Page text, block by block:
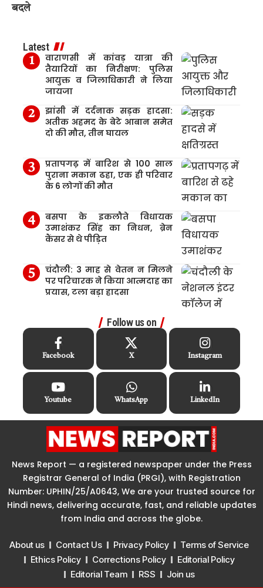
बदले
Latest
वाराणसी में कांवड़ यात्रा की
तैयारियों का निरीक्षण: पुलिस
आयुक्त व जिलाधिकारी ने लिया
जायजा
झांसी में दर्दनाक सड़क हादसा:
अतीक अहमद के बेटे आबान समेत
दो की मौत, तीन घायल
प्रतापगढ़ में बारिश से 100 साल
पुराना मकान ढहा, एक ही परिवार
के 6 लोगों की मौत
बसपा के इकलौते विधायक
उमाशंकर सिंह का निधन, ब्रेन
कैंसर से थे पीड़ित
चंदौली: 3 माह से वेतन न मिलने
पर परिचारक ने किया आत्मदाह का
प्रयास, टला बड़ा हादसा
Follow us on
Facebook X Instagram
Youtube WhatsApp LinkedIn
News Report — a registered newspaper under the Press
Registrar General of India (PRGI), with Registration
Number: UPHIN/25/A0643, We are your trusted source for
Hindi news, delivering accurate, fast, and reliable updates
from India and across the globe.
About us Contact Us Privacy Policy
Terms of Service
Ethics Policy
Corrections Policy
Editorial Policy
Editorial Team
RSS Join us